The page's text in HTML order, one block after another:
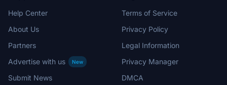
Help Center
About Us
Partners
Advertise with us
New
Submit News
Terms of Service
Privacy Policy
Legal Information
Privacy Manager
DMCA